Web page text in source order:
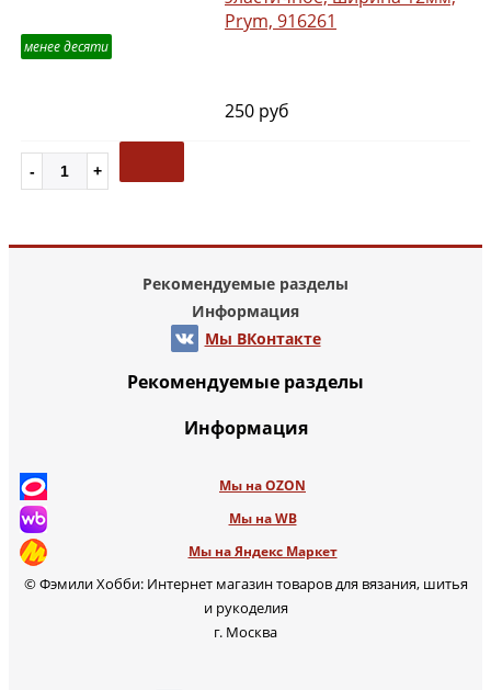
Prym, 916261
менее десяти
250 руб
Рекомендуемые разделы
Информация
Мы ВКонтакте
Рекомендуемые разделы
Информация
Мы на OZON
Мы на WB
Мы на Яндекс Маркет
© Фэмили Хобби: Интернет магазин товаров для вязания, шитья
и рукоделия
г. Москва